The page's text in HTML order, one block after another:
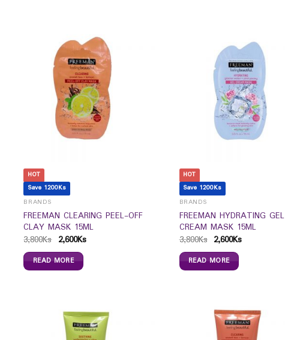
HOT
Save 1200Ks
BRANDS
FREEMAN CLEARING PEEL-OFF
CLAY MASK 15ML
3,800Ks 2,600Ks
READ MORE
HOT
Save 1200Ks
BRANDS
FREEMAN HYDRATING GEL
CREAM MASK 15ML
3,800Ks 2,600Ks
READ MORE